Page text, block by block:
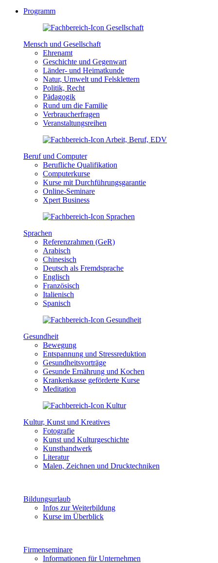
Programm
Mensch und Gesellschaft
Ehrenamt
Geschichte und Gegenwart
Länder- und Heimatkunde
Natur, Umwelt und Felsklettern
Politik, Recht
Pädagogik
Rund um die Familie
Verbraucherfragen
Veranstaltungsreihen
Beruf und Computer
Berufliche Qualifikation
Computerkurse
Kurse mit Durchführungsgarantie
Online-Seminare
Xpert Business
Sprachen
Referenzrahmen (GeR)
Arabisch
Chinesisch
Deutsch als Fremdsprache
Englisch
Französisch
Italienisch
Spanisch
Gesundheit
Bewegung
Entspannung und Stressreduktion
Gesundheitsvorträge
Gesunde Ernährung und Kochen
Krankenkasse geförderte Kurse
Meditation
Kultur, Kunst und Kreatives
Fotografie
Kunst und Kulturgeschichte
Kunsthandwerk
Literatur
Malen, Zeichnen und Drucktechniken
Bildungsurlaub
Infos zur Weiterbildung
Kurse im Überblick
Firmenseminare
Informationen für Unternehmen